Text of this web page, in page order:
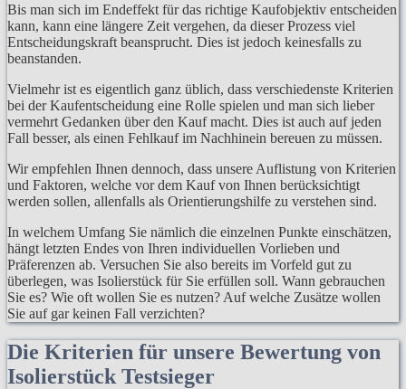
Bis man sich im Endeffekt für das richtige Kaufobjektiv entscheiden
kann, kann eine längere Zeit vergehen, da dieser Prozess viel
Entscheidungskraft beansprucht. Dies ist jedoch keinesfalls zu
beanstanden.
Vielmehr ist es eigentlich ganz üblich, dass verschiedenste Kriterien
bei der Kaufentscheidung eine Rolle spielen und man sich lieber
vermehrt Gedanken über den Kauf macht. Dies ist auch auf jeden
Fall besser, als einen Fehlkauf im Nachhinein bereuen zu müssen.
Wir empfehlen Ihnen dennoch, dass unsere Auflistung von Kriterien
und Faktoren, welche vor dem Kauf von Ihnen berücksichtigt
werden sollen, allenfalls als Orientierungshilfe zu verstehen sind.
In welchem Umfang Sie nämlich die einzelnen Punkte einschätzen,
hängt letzten Endes von Ihren individuellen Vorlieben und
Präferenzen ab. Versuchen Sie also bereits im Vorfeld gut zu
überlegen, was Isolierstück für Sie erfüllen soll. Wann gebrauchen
Sie es? Wie oft wollen Sie es nutzen? Auf welche Zusätze wollen
Sie auf gar keinen Fall verzichten?
Die Kriterien für unsere Bewertung von
Isolierstück Testsieger